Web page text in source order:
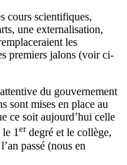
cours scientifiques,
une externalisation,
les
premiers jalons (voir ci-
du gouvernement
sont mises en place au
ce soit aujourd’hui celle
le 1erdegré et le collège,
passé (nous en